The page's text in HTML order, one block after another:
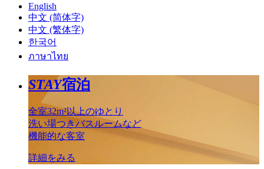
English
中文 (简体字)
中文 (繁体字)
한국어
ภาษาไทย
STAY宿泊
全室32m²以上のゆとり
洗い場つきバスルームなど
機能的な客室
詳細をみる